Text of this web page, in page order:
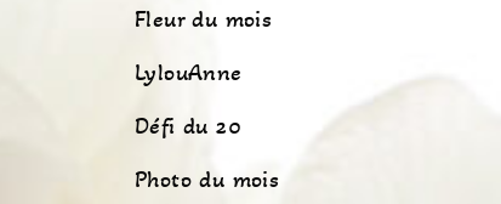
Fleur du mois
LylouAnne
Défi du 20
Photo du mois